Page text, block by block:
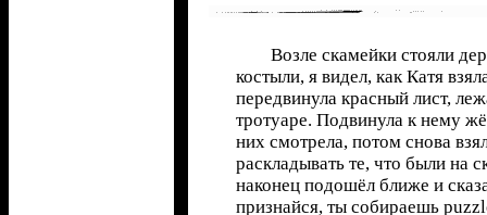
Возле скамейки стояли
костыли, я видел, как Катя
передвинула красный лист,
тротуаре. Подвинула к нему
них смотрела, потом снова
раскладывать те, что были на
наконец подошёл ближе и
признайся, ты собираешь